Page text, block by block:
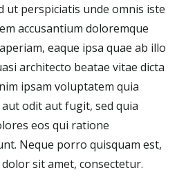
ut perspiciatis unde omnis iste
accusantium doloremque
eaque ipsa quae ab illo
architecto beatae vitae dicta
ipsam voluptatem quia
odit aut fugit, sed quia
eos qui ratione
Neque porro quisquam est,
sit amet, consectetur.